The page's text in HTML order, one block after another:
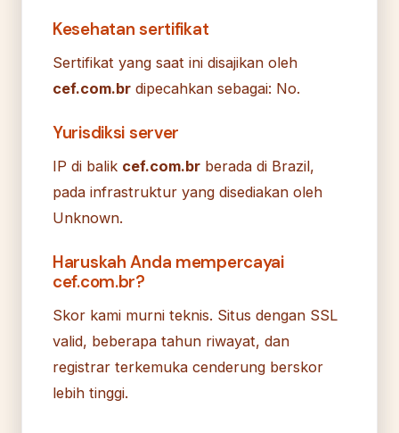
Kesehatan sertifikat
Sertifikat yang saat ini disajikan oleh
cef.com.br dipecahkan sebagai: No.
Yurisdiksi server
IP di balik cef.com.br berada di Brazil,
pada infrastruktur yang disediakan oleh
Unknown.
Haruskah Anda mempercayai
cef.com.br?
Skor kami murni teknis. Situs dengan SSL
valid, beberapa tahun riwayat, dan
registrar terkemuka cenderung berskor
lebih tinggi.